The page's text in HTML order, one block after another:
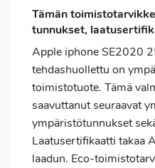
Tämän
tunnukset,
Apple iphone SE2020
tehdashuollettu on
toimistotuote. Tämä
saavuttanut seuraavat
ympäristötunnukset
Laatusertifikaatti takaa
laadun. Eco-